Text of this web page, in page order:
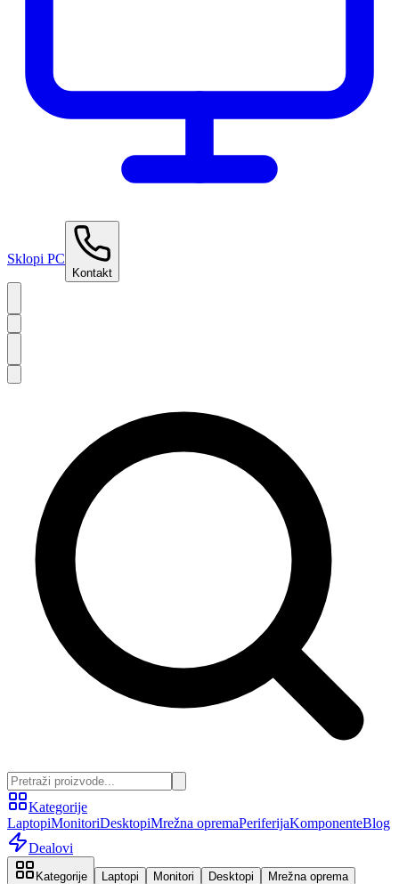
Sklopi PC
Kontakt
Kategorije
LaptopiMonitoriDesktopiMrežna opremaPeriferijaKomponenteBlog
Dealovi
Kategorije Laptopi Monitori Desktopi
Mrežna oprema